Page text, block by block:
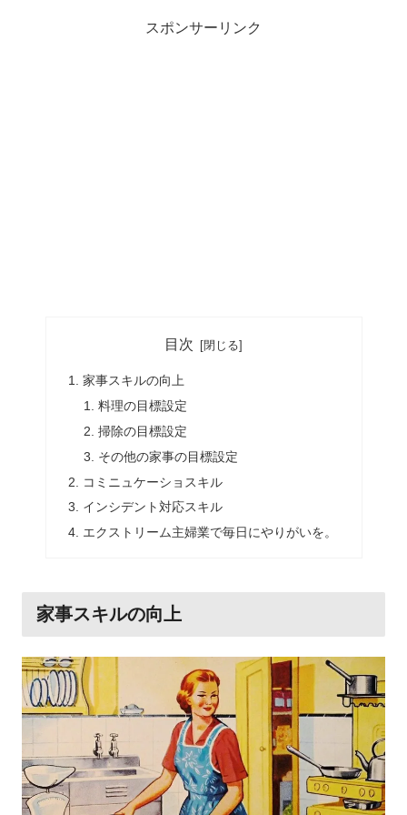
スポンサーリンク
目次
家事スキルの向上
料理の目標設定
掃除の目標設定
その他の家事の目標設定
コミニュケーショスキル
インシデント対応スキル
エクストリーム主婦業で毎日にやりがいを。
家事スキルの向上